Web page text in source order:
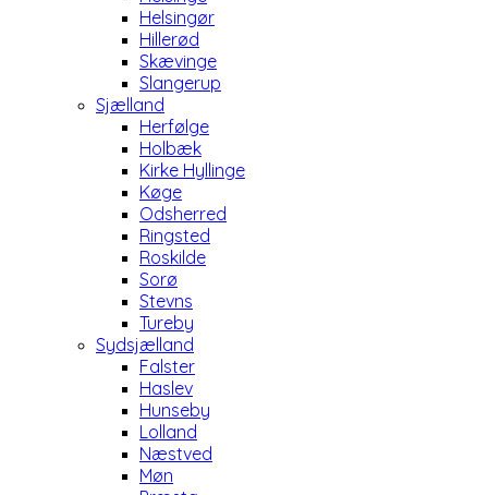
Helsingør
Hillerød
Skævinge
Slangerup
Sjælland
Herfølge
Holbæk
Kirke Hyllinge
Køge
Odsherred
Ringsted
Roskilde
Sorø
Stevns
Tureby
Sydsjælland
Falster
Haslev
Hunseby
Lolland
Næstved
Møn